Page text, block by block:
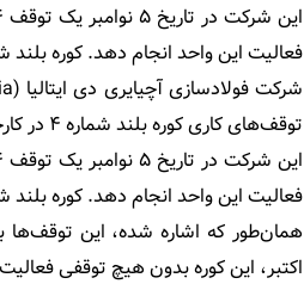
فعالیت این واحد انجام دهد. کوره بلند شماره ۴ در حال حاضر تنها کوره فعال در
توقف‌های کاری کوره بلند شماره ۴ در کارخانه فولاد خود در شهر “تارانتو” است. این خبر را روزنامه “کوریره دی تارانتو” گزارش داده است.
فعالیت این واحد انجام دهد. کوره بلند شماره ۴ در حال حاضر تنها کوره فعال در
همان‌طور که اشاره شده، این توقف‌ها
اکتبر، این کوره بدون هیچ توقفی فعالیت داشت و